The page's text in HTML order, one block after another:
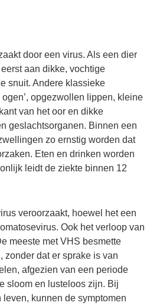
door een virus. Als een dier
aan dikke, vochtige
snuit. Andere klassieke
opgezwollen lippen, kleine
van het oor en dikke
geslachtsorganen. Binnen een
zo ernstig worden dat
Eten en drinken worden
leidt de ziekte binnen 12
veroorzaakt, hoewel het een
Ook het verloop van
meeste met VHS besmette
zonder dat er sprake is van
afgezien van een periode
sloom en lusteloos zijn. Bij
kunnen de symptomen